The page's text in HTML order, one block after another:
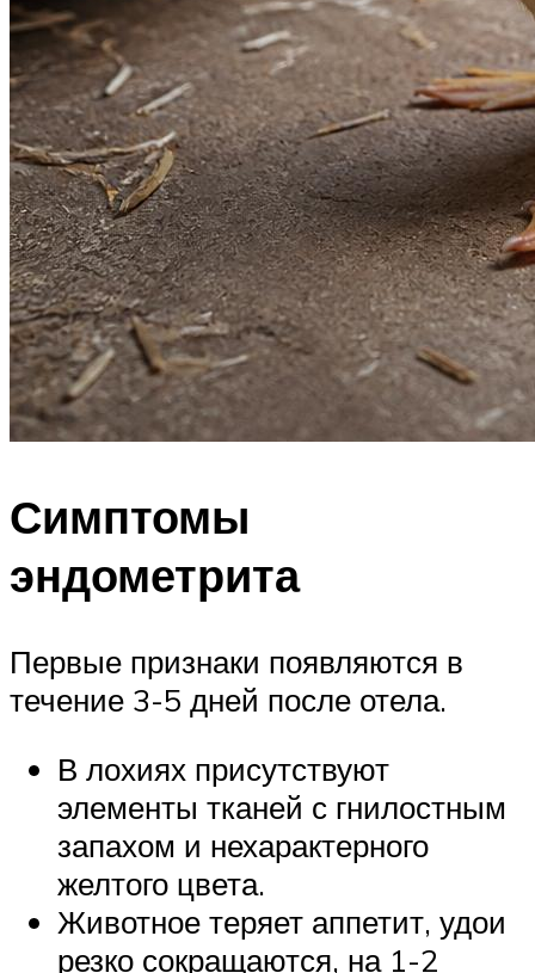
Симптомы
эндометрита
Первые признаки появляются в
течение 3-5 дней после отела.
В лохиях присутствуют
элементы тканей с гнилостным
запахом и нехарактерного
желтого цвета.
Животное теряет аппетит, удои
резко сокращаются, на 1-2